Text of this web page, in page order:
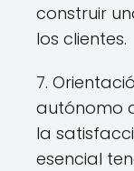
construir
los clientes.
7.
autónomo
la
esencial